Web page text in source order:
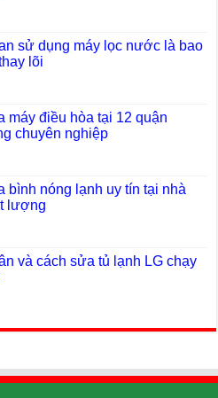
sử dụng máy lọc nước là bao
lõi
máy điều hòa tại 12 quận
chuyên nghiệp
bình nóng lạnh uy tín tại nhà
lượng
và cách sửa tủ lạnh LG chạy